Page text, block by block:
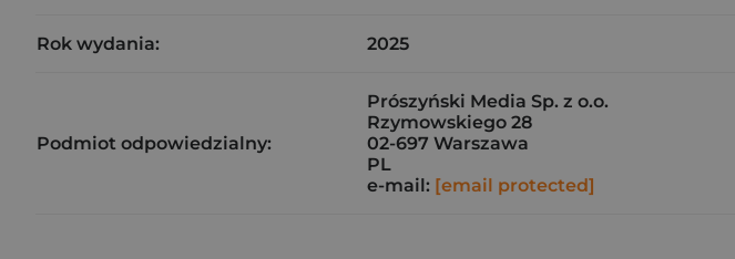
Rok wydania: 2025
Podmiot odpowiedzialny:
Prószyński Media Sp. z o.o.
Rzymowskiego 28
02-697 Warszawa
PL
e-mail: [email protected]